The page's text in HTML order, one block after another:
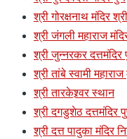
श्री गोरक्षनाथ मंदिर
श्री जंगली महाराज
श्री जुन्नरकर दत्तमंदिर
श्री तांबे स्वामी
श्री तारकेश्र्वर स्थान
श्री दगडुशेठ दत्तमंदिर
श्री दत्त पादुका मंदिर